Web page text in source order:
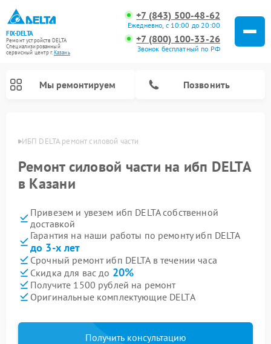
FIX-DELTA
Ремонт устройств DELTA
Специализированный
cервисный центр г.Казань
+7 (843) 500-48-62
Ежедневно, с 10:00 до 20:00
+7 (800) 100-33-26
Звонок бесплатный по РФ
Мы ремонтируем Позвонить
ИБП DELTA ремонт силовой части
Ремонт силовой части на ибп DELTA
в Казани
Привезем и увезем ибп DELTA собственной
доставкой
Гарантия на наши работы по ремонту ибп DELTA
до 3-х лет
Срочный ремонт ибп DELTA в течении часа
Скидка для вас до 20%
Получите 1500 рублей на ремонт
Оригинальные комплектующие DELTA
Получить консультацию